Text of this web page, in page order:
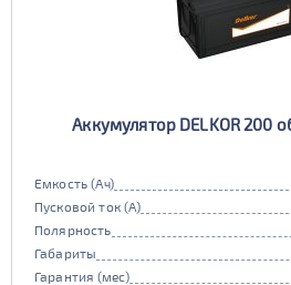
Аккумулятор DELKOR 200
Емкость (Ач)
Пусковой ток (А)
Полярность
Габариты
Гарантия (мес)